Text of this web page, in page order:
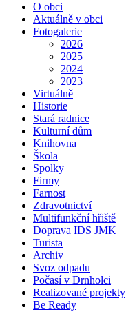
O obci
Aktuálně v obci
Fotogalerie
2026
2025
2024
2023
Virtuálně
Historie
Stará radnice
Kulturní dům
Knihovna
Škola
Spolky
Firmy
Farnost
Zdravotnictví
Multifunkční hřiště
Doprava IDS JMK
Turista
Archiv
Svoz odpadu
Počasí v Drnholci
Realizované projekty
Be Ready